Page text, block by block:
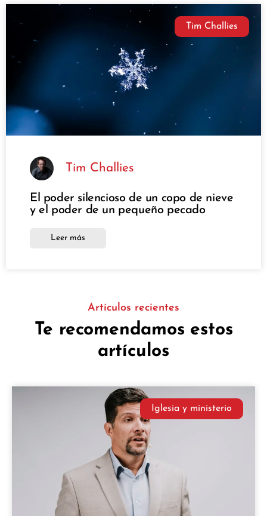
Tim Challies
Tim Challies
El poder silencioso de un copo de nieve
y el poder de un pequeño pecado
Leer más
Artículos recientes
Te recomendamos estos
artículos
Iglesia y ministerio